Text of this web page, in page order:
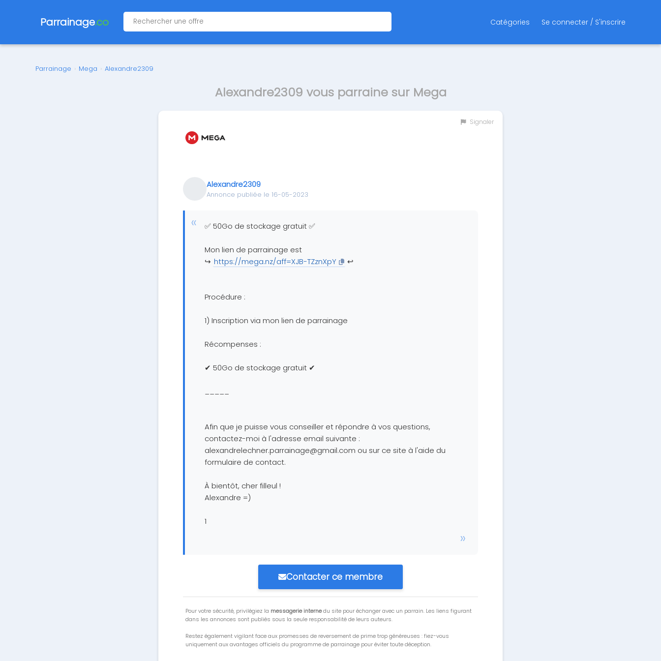
Parrainage.co Catégories Se connecter / S'inscrire
Parrainage › Mega › Alexandre2309
Alexandre2309 vous parraine sur Mega
Signaler
Alexandre2309
Annonce publiée le 16-05-2023
✅ 50Go de stockage gratuit ✅
Mon lien de parrainage est
↪️ https://mega.nz/aff=XJB-TZznXpY ↩️
Procédure :
1) Inscription via mon lien de parrainage
Récompenses :
✔ 50Go de stockage gratuit ✔
Afin que je puisse vous conseiller et répondre à vos questions,
contactez-moi à l'adresse email suivante :
alexandrelechner.parrainage@gmail.com ou sur ce site à l'aide du
formulaire de contact.
À bientôt, cher filleul !
Alexandre =)
1
Contacter ce membre
Pour votre sécurité, privilégiez la messagerie internedu site pour échanger avec un parrain. Les liens figurant
dans les annonces sont publiés sous la seule responsabilité de leurs auteurs.
Restez également vigilant face aux promesses de reversement de prime trop généreuses : fiez-vous
uniquement aux avantages officiels du programme de parrainage pour éviter toute déception.